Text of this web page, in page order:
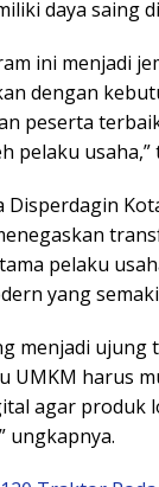
daya saing
ini menjadi
dengan
peserta
pelaku usaha,”
Disperdagin
pelaku
yang
menjadi ujung
UMKM harus
agar produk
ungkapnya.